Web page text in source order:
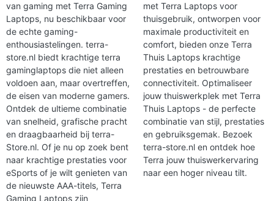
van gaming met Terra Gaming
Laptops, nu beschikbaar voor
de echte gaming-
enthousiastelingen. terra-
store.nl biedt krachtige terra
gaminglaptops die niet alleen
voldoen aan, maar overtreffen,
de eisen van moderne gamers.
Ontdek de ultieme combinatie
van snelheid, grafische pracht
en draagbaarheid bij terra-
Store.nl. Of je nu op zoek bent
naar krachtige prestaties voor
eSports of je wilt genieten van
de nieuwste AAA-titels, Terra
Gaming Laptops zijn
met Terra Laptops voor
thuisgebruik, ontworpen voor
maximale productiviteit en
comfort, bieden onze Terra
Thuis Laptops krachtige
prestaties en betrouwbare
connectiviteit. Optimaliseer
jouw thuiswerkplek met Terra
Thuis Laptops - de perfecte
combinatie van stijl, prestaties
en gebruiksgemak. Bezoek
terra-store.nl en ontdek hoe
Terra jouw thuiswerkervaring
naar een hoger niveau tilt.